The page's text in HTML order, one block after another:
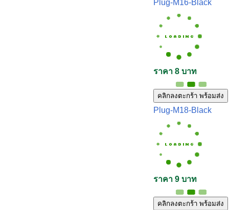
Plug-M16-Black
ราคา 8 บาท
คลิกลงตะกร้า พร้อมส่ง
Plug-M18-Black
ราคา 9 บาท
คลิกลงตะกร้า พร้อมส่ง